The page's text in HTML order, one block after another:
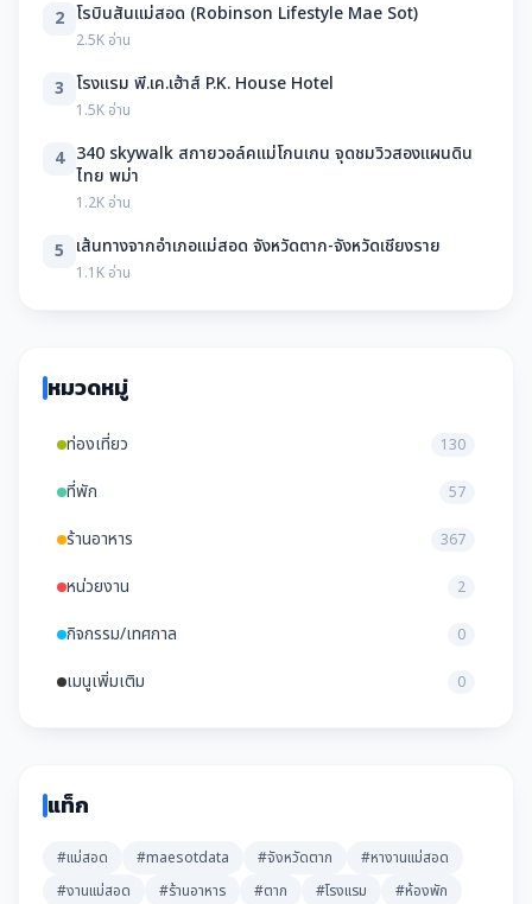
2 โรบินสันแม่สอด (Robinson Lifestyle Mae Sot)
2.5K อ่าน
3 โรงแรม พี.เค.เฮ้าส์ P.K. House Hotel
1.5K อ่าน
4 340 skywalk สกายวอล์คแม่โกนเกน จุดชมวิวสองแผนดิน
ไทย พม่า
1.2K อ่าน
5 เส้นทางจากอำเภอแม่สอด จังหวัดตาก-จังหวัดเชียงราย
1.1K อ่าน
หมวดหมู่
ท่องเที่ยว 130
ที่พัก 57
ร้านอาหาร 367
หน่วยงาน 2
กิจกรรม/เทศกาล 0
เมนูเพิ่มเติม 0
แท็ก
#แม่สอด #maesotdata #จังหวัดตาก
#หางานแม่สอด
#งานแม่สอด
#ร้านอาหาร #ตาก #โรงแรม
#ห้องพัก